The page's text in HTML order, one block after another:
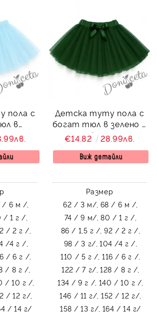
пола с
в
с
/ 6 м /,
/ 1 г /,
/ 2 г /,
/4 г /,
/ 6 г /,
/ 8 г /,
/ 10 г /,
/ 12 г/,
/ 14 г/
Детска туту пола с
богат тюл в зелено с
панделка отпред
€14.82 28.99лв.
Виж детайли
Размер
62 / 3 м/, 68 / 6 м /,
74 / 9 м/, 80 / 1 г /,
86 / 1,5 г /, 92 / 2 г /,
98 / 3 г/, 104 /4 г /,
110 / 5 г /, 116 / 6 г /,
122 / 7 г/, 128 / 8 г /,
134 / 9 г /, 140 / 10 г /,
146 / 11 г/, 152 / 12 г/,
158 / 13 г/, 164 / 14 г/